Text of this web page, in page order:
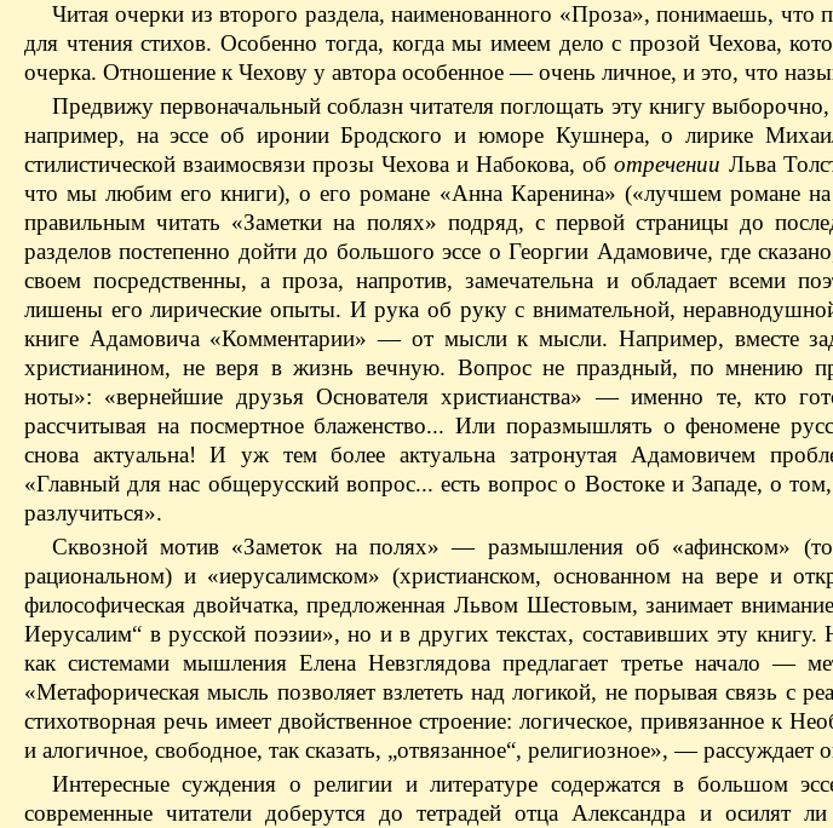
Читая очерки из второго раздела, наименованного «Проза», понимаешь, что
для чтения стихов. Особенно тогда, когда мы имеем дело с прозой Чехова,
очерка. Отношение к Чехову у автора особенное — очень личное, и это, что
Предвижу первоначальный соблазн читателя поглощать эту книгу
например, на эссе об иронии Бродского и юморе Кушнера, о лирике
стилистической взаимосвязи прозы Чехова и Набокова, оботречении Льва
что мы любим его книги), о его романе «Анна Каренина» («лучшем романе на
правильным читать «Заметки на полях» подряд, с первой страницы до
разделов постепенно дойти до большого эссе о Георгии Адамовиче, где
своем посредственны, а проза, напротив, замечательна и обладает всеми
лишены его лирические опыты. И рука об руку с внимательной,
книге Адамовича «Комментарии» — от мысли к мысли. Например, вместе
христианином, не веря в жизнь вечную. Вопрос не праздный, по мнению
ноты»: «вернейшие друзья Основателя христианства» — именно те, кто
рассчитывая на посмертное блаженство... Или поразмышлять о феномене
снова актуальна! И уж тем более актуальна затронутая Адамовичем
«Главный для нас общерусский вопрос... есть вопрос о Востоке и Западе, о
разлучиться».
Сквозной мотив «Заметок на полях» — размышления об «афинском» (то
рациональном) и «иерусалимском» (христианском, основанном на вере и
философическая двойчатка, предложенная Львом Шестовым, занимает
Иерусалим“ в русской поэзии», но и в других текстах, составивших эту книгу.
как системами мышления Елена Невзглядова предлагает третье начало —
«Метафорическая мысль позволяет взлететь над логикой, не порывая связь с
стихотворная речь имеет двойственное строение: логическое, привязанное к
и алогичное, свободное, так сказать, „отвязанное“, религиозное», — рассуждает
Интересные суждения о религии и литературе содержатся в большом
современные читатели доберутся до тетрадей отца Александра и осилят